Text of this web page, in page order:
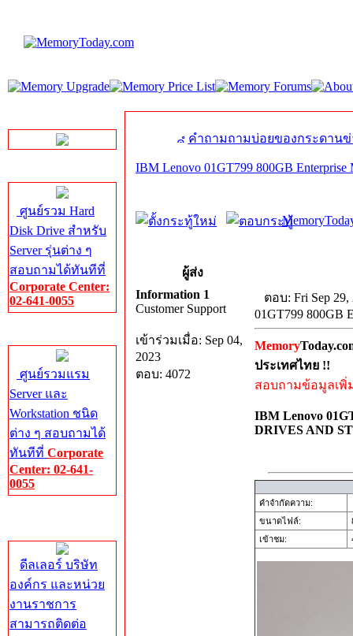
ศูนย์รวม Hard
Disk Drive สำหรับ
Server รุ่นต่าง ๆ
สอบถามได้ทันทีที่
Corporate Center:
02-641-0055
ศูนย์รวมแรม
Server และ
Workstation ชนิด
ต่าง ๆ สอบถามได้
ทันทีที่ Corporate
Center: 02-641-
0055
ดีลเลอร์ บริษัท
องค์กร และหน่วย
งานราชการ
สามารถติดต่อ
คำถามถามบ่อยของกระดานข่
IBM Lenovo 01GT799 800GB Enterprise
ผู้ส่ง
Information 1
Customer Support
เข้าร่วมเมื่อ: Sep 04,
2023
ตอบ: 4072
ตอบ: Fri Sep 29,
01GT799 800GB
Memory
ประเทศไทย !!
สอบถามข้อมูลเพิ่
IBM Lenovo
DRIVES AND
คำจำกัดความ:
ขนาดไฟล์:
เข้าชม: